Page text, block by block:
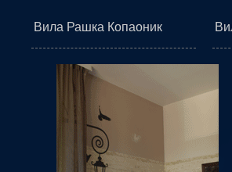
Вила Рашка Копаоник